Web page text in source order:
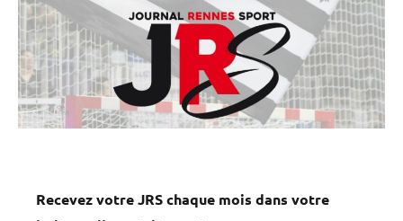
Recevez votre JRS chaque mois dans votre